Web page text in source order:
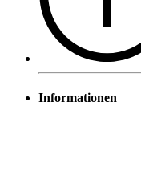
Informationen